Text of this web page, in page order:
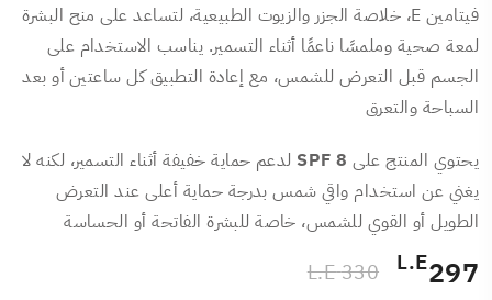
فيتامين E، خلاصة الجزر والزيوت الطبيعية، لتساعد على منح البشرة
لمعة صحية وملمسًا ناعمًا أثناء التسمير. يناسب الاستخدام على
الجسم قبل التعرض للشمس، مع إعادة التطبيق كل ساعتين أو بعد
السباحة والتعرق
يحتوي المنتج على SPF 8 لدعم حماية خفيفة أثناء التسمير، لكنه لا
يغني عن استخدام واقي شمس بدرجة حماية أعلى عند التعرض
الطويل أو القوي للشمس، خاصة للبشرة الفاتحة أو الحساسة
297
L.E
330 L.E